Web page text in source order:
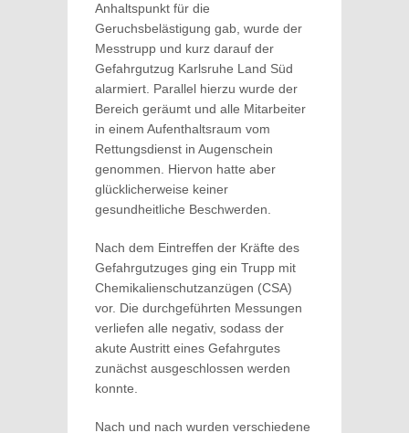
Anhaltspunkt für die
Geruchsbelästigung gab, wurde der
Messtrupp und kurz darauf der
Gefahrgutzug Karlsruhe Land Süd
alarmiert. Parallel hierzu wurde der
Bereich geräumt und alle Mitarbeiter
in einem Aufenthaltsraum vom
Rettungsdienst in Augenschein
genommen. Hiervon hatte aber
glücklicherweise keiner
gesundheitliche Beschwerden.
Nach dem Eintreffen der Kräfte des
Gefahrgutzuges ging ein Trupp mit
Chemikalienschutzanzügen (CSA)
vor. Die durchgeführten Messungen
verliefen alle negativ, sodass der
akute Austritt eines Gefahrgutes
zunächst ausgeschlossen werden
konnte.
Nach und nach wurden verschiedene